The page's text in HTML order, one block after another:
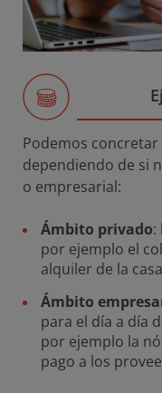
Podemos
dependiendo de si
o empresarial:
Ámbito privado:
por ejemplo el
alquiler de la
Ámbito
para el día a día
por ejemplo la
pago a los